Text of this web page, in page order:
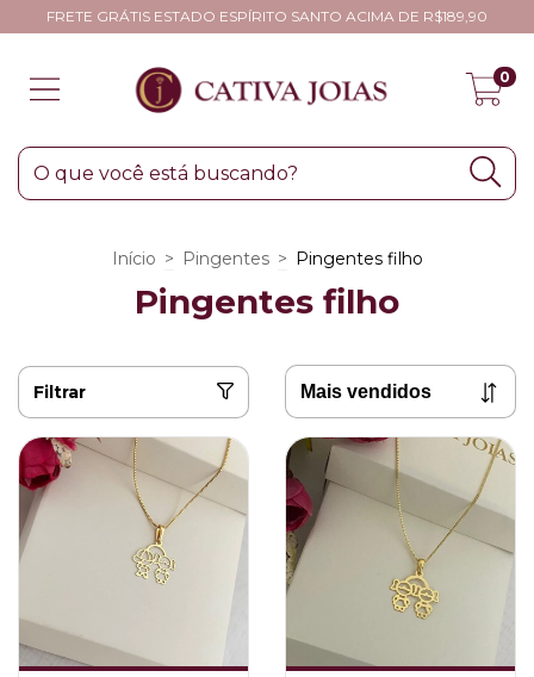
FRETE GRÁTIS ESTADO ESPÍRITO SANTO ACIMA DE R$189,90
0
Início > Pingentes > Pingentes filho
Pingentes filho
Filtrar